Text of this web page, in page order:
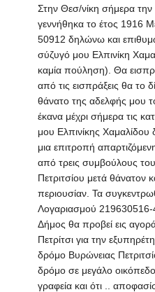
Στην Θεσ/νίκη σήμερα
γεννήθηκα το έτος 1916
50912 δηλώνω και
σύζυγό μου Ελπινίκη
καμία πούληση). Θα
από τις εισπράξεις θα
θάνατο της αδελφής μου
έκανα μέχρι σήμερα τις
μου Ελπινίκης
μια επιτροπή
από τρεις συμβούλους
Πετριτσίου μετά θάνατον
περιουσίαν. Τα
Λογαριασμού 219630516-
Δήμος θα προβεί εις
Πετρίτσι για την
δρόμο Βυρώνειας
δρόμο σε μεγάλο
γραφεία και ότι ..